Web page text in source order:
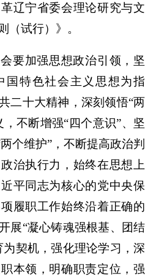
辽宁省委会理论研究与文
（试行）》。
要加强思想政治引领，坚
国特色社会主义思想为指
二十大精神，深刻领悟“两
不断增强“四个意识”、坚
个维护”，不断提高政治判
治执行力，始终在思想上
平同志为核心的党中央保
履职工作始终沿着正确的
展“凝心铸魂强根基、团结
契机，强化理论学习，深
本领，明确职责定位，强